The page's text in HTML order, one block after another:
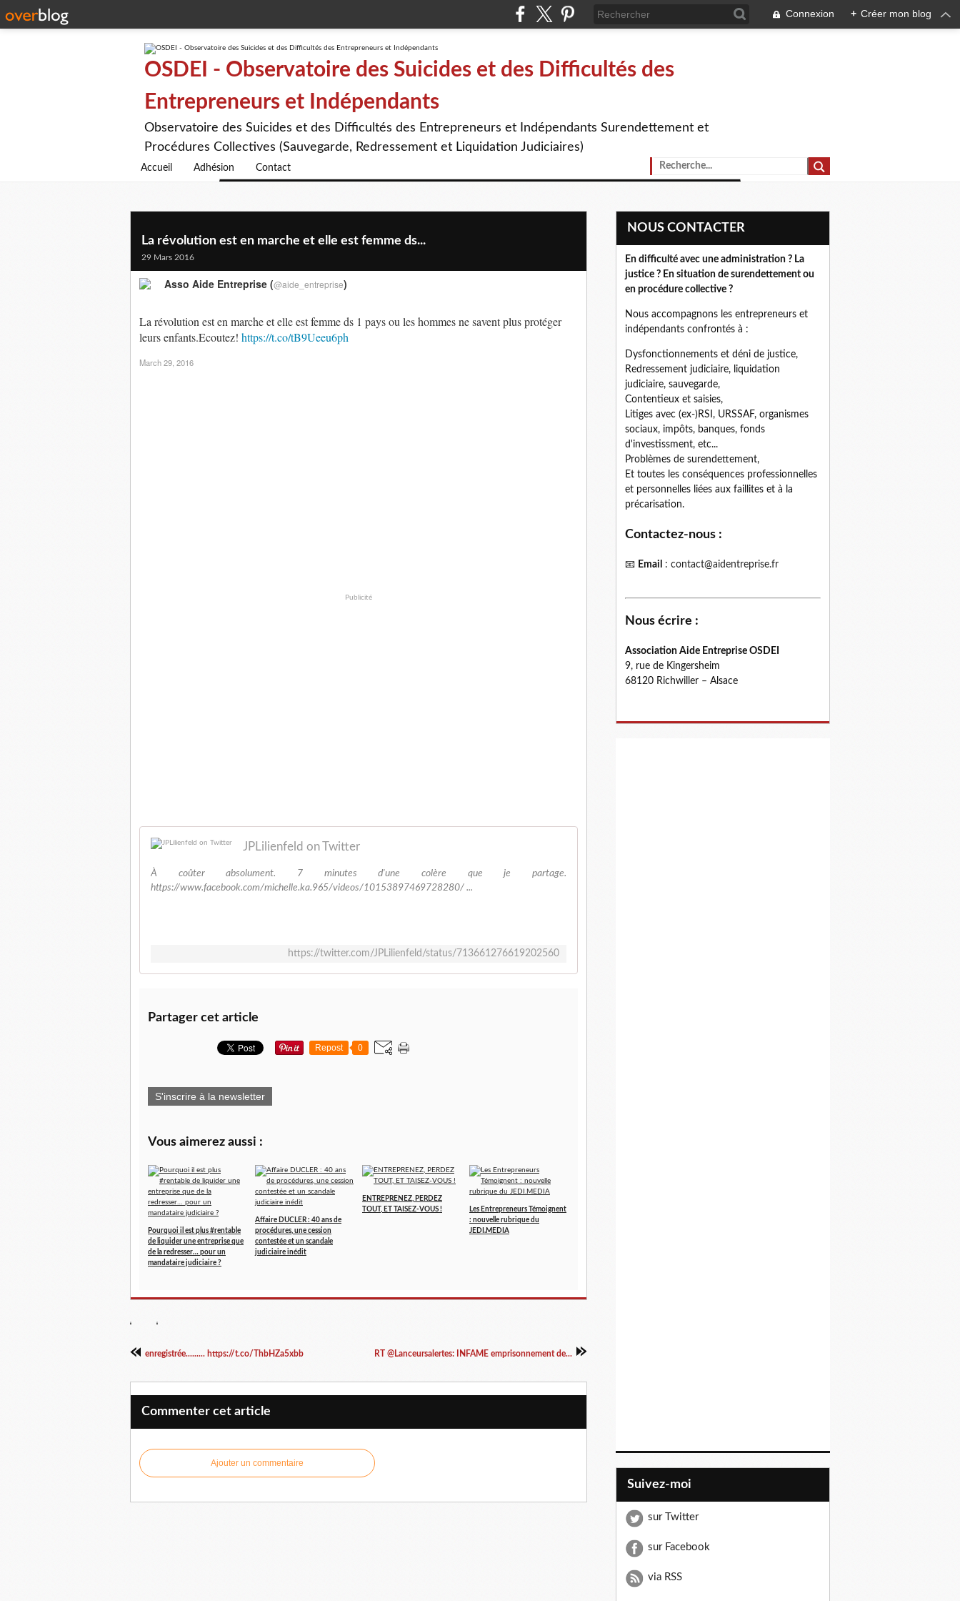
Connexion + Créer mon blog
OSDEI - Observatoire des Suicides et des Difficultés des
Entrepreneurs et Indépendants
Observatoire des Suicides et des Difficultés des Entrepreneurs et Indépendants Surendettement et
Procédures Collectives (Sauvegarde, Redressement et Liquidation Judiciaires)
Accueil Adhésion Contact
La révolution est en marche et elle est femme ds...
29 Mars 2016
La révolution est en marche et elle est femme ds 1 pays ou les hommes ne savent plus protéger
leurs enfants.Ecoutez! https://t.co/tB9Ueeu6ph
Asso Aide Entreprise (@aide_entreprise)
March 29, 2016
Publicité
JPLilienfeld on Twitter
À coûter absolument. 7 minutes d'une colère que je partage.
https://www.facebook.com/michelle.ka.965/videos/10153897469728280/ ...
https://twitter.com/JPLilienfeld/status/713661276619202560
Partager cet article
Repost 0
S'inscrire à la newsletter
Vous aimerez aussi :
Pourquoi il est plus #rentable
de liquider une entreprise que
de la redresser… pour un
mandataire judiciaire ?
Affaire DUCLER : 40 ans de
procédures, une cession
contestée et un scandale
judiciaire inédit
ENTREPRENEZ, PERDEZ
TOUT, ET TAISEZ-VOUS !
Les Entrepreneurs Témoignent
: nouvelle rubrique du
JEDI.MEDIA
enregistrée......... https://t.co/ThbHZa5xbb RT @Lanceursalertes: INFAME emprisonnement de...
Commenter cet article
Ajouter un commentaire
NOUS CONTACTER
En difficulté avec une administration ? La
justice ? En situation de surendettement ou
en procédure collective ?
Nous accompagnons les entrepreneurs et
indépendants confrontés à :
Dysfonctionnements et déni de justice,
Redressement judiciaire, liquidation
judiciaire, sauvegarde,
Contentieux et saisies,
Litiges avec (ex-)RSI, URSSAF, organismes
sociaux, impôts, banques, fonds
d'investissment, etc...
Problèmes de surendettement,
Et toutes les conséquences professionnelles
et personnelles liées aux faillites et à la
précarisation.
Contactez-nous :
📧 Email : contact@aidentreprise.fr
Nous écrire :
Association Aide Entreprise OSDEI
9, rue de Kingersheim
68120 Richwiller – Alsace
Suivez-moi
sur Twitter
sur Facebook
via RSS